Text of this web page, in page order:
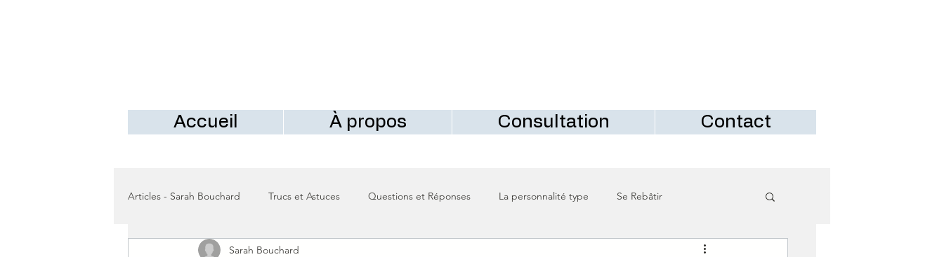
Accueil À propos Consultation Contact
Articles - Sarah Bouchard Trucs et Astuces Questions et Réponses La personnalité type Se Rebâtir
Sarah Bouchard